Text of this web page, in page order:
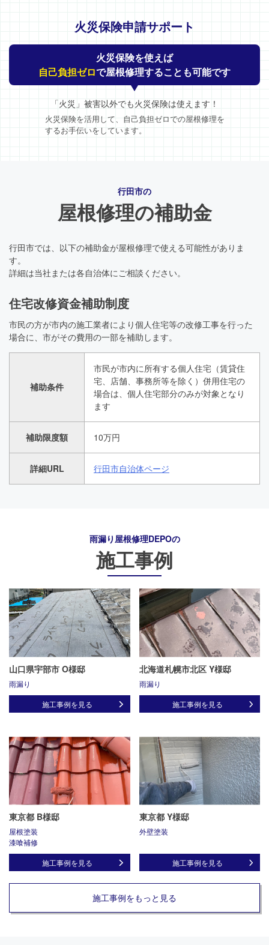
火災保険申請サポート
火災保険を使えば
自己負担ゼロで屋根修理することも可能です
「火災」被害以外でも火災保険は使えます！
火災保険を活用して、自己負担ゼロでの屋根修理を
するお手伝いをしています。
行田市の
屋根修理の補助金
行田市では、以下の補助金が屋根修理で使える可能性がありま
す。
詳細は当社または各自治体にご相談ください。
住宅改修資金補助制度
市民の方が市内の施工業者により個人住宅等の改修工事を行った
場合に、市がその費用の一部を補助します。
補助条件
市民が市内に所有する個人住宅（賃貸住
宅、店舗、事務所等を除く）併用住宅の
場合は、個人住宅部分のみが対象となり
ます
補助限度額 10万円
詳細URL 行田市自治体ページ
雨漏り屋根修理DEPOの
施工事例
山口県宇部市 O様邸
雨漏り
施工事例を見る
北海道札幌市北区 Y様邸
雨漏り
施工事例を見る
東京都 B様邸
屋根塗装
漆喰補修
施工事例を見る
東京都 Y様邸
外壁塗装
施工事例を見る
施工事例をもっと見る